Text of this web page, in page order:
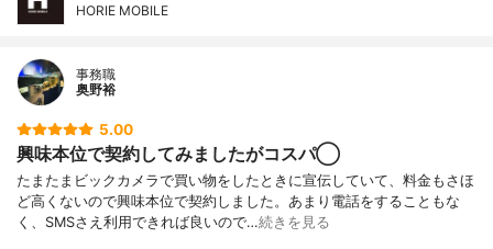
HORIE MOBILE
事務職
奥野裕
5.00
興味本位で契約してみましたがコスパ◯
たまたまビックカメラで買い物をしたときに宣伝していて、料金もさほ
ど高くないので興味本位で契約しました。あまり電話をすることもな
く、SMSさえ利用できれば良いので…続きを見る